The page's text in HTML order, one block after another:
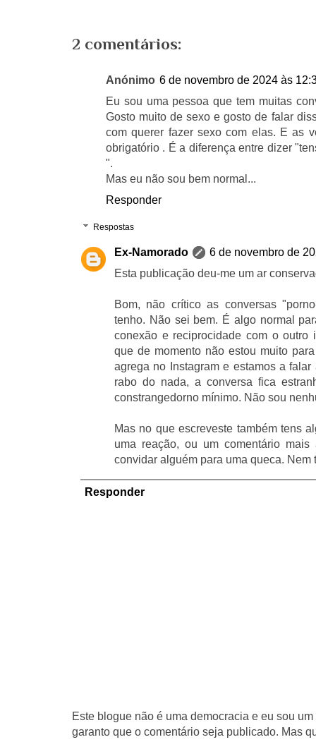
2 comentários:
Anónimo 6 de novembro de 2024 às
Eu sou uma pessoa que tem muitas
Gosto muito de sexo e gosto de falar
com querer fazer sexo com elas. E as
obrigatório . É a diferença entre dizer
".
Mas eu não sou bem normal...
Responder
Respostas
Ex-Namorado
6 de novembro de
Esta publicação deu-me um ar
Bom, não crítico as conversas
tenho. Não sei bem. É algo normal
conexão e reciprocidade com o outro
que de momento não estou muito
agrega no Instagram e estamos a
rabo do nada, a conversa fica
constrangedorno mínimo. Não sou
Mas no que escreveste também tens
uma reação, ou um comentário
convidar alguém para uma queca. Nem
Responder
Este blogue não é uma democracia e eu sou
garanto que o comentário seja publicado. Mas